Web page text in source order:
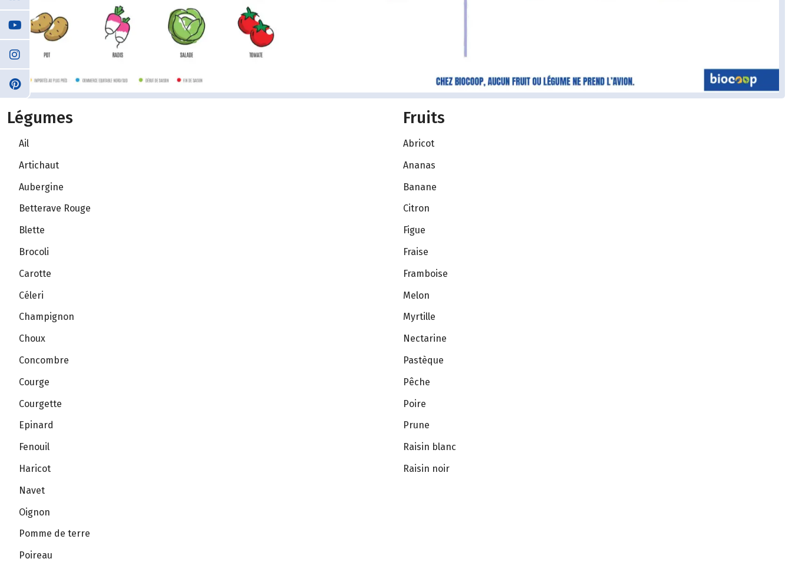
Légumes
Ail
Artichaut
Aubergine
Betterave Rouge
Blette
Brocoli
Carotte
Céleri
Champignon
Choux
Concombre
Courge
Courgette
Epinard
Fenouil
Haricot
Navet
Oignon
Pomme de terre
Poireau
Fruits
Abricot
Ananas
Banane
Citron
Figue
Fraise
Framboise
Melon
Myrtille
Nectarine
Pastèque
Pêche
Poire
Prune
Raisin blanc
Raisin noir